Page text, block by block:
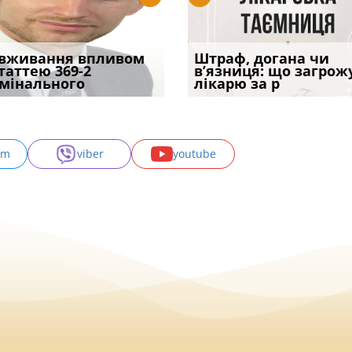
військової
за ігн
Чоловік помер, але
позика залишилася: як
фраза «на
впливом
369-2
Переоформлення
відстрочки за іншою
підставою: нов
під час
стану: як діяти
Штраф, догана чи
в’язниця: що
лікарю за р
При зарахуванні в
покарання днів
тримання пі
viber youtube